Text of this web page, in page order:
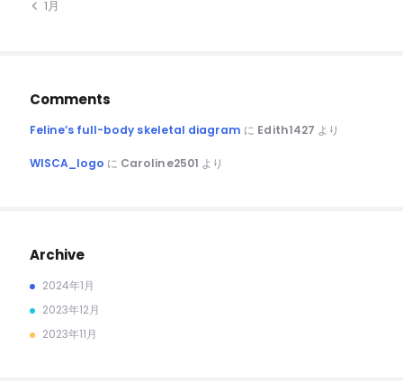
« 1月
Comments
Feline’s full-body skeletal diagram に Edith1427 より
WISCA_logo に Caroline2501 より
Archive
2024年1月
2023年12月
2023年11月